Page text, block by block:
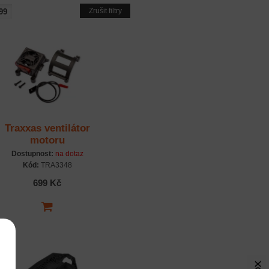
Zrušit filtry
Traxxas ventilátor
motoru
Dostupnost: na dotaz
Kód: TRA3348
699 Kč